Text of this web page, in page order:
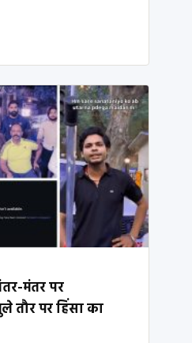
मंतर पर
तौर पर हिंसा का